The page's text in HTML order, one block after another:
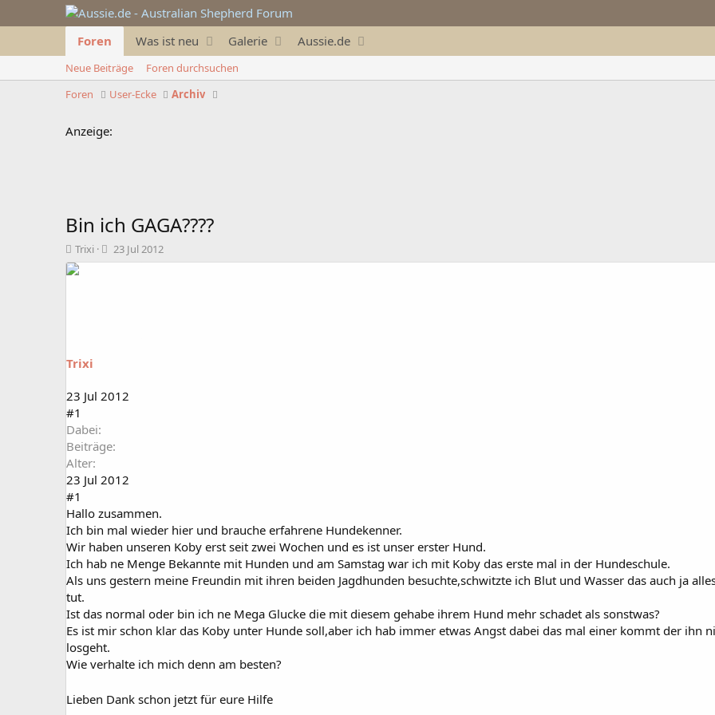
Foren Was ist neu Galerie Aussie.de
Neue Beiträge
Foren durchsuchen
Foren
User-Ecke Archiv
Anzeige:
Bin ich GAGA????
T
h
e
a
t
r
Trixi
B
e
m
23 Jul 2012
Trixi
23 Jul 2012
#1
Dabei
Beiträge
Alter
23 Jul 2012
#1
Hallo zusammen.
Ich bin mal wieder hier und brauche erfahrene Hundekenner.
Wir haben unseren Koby erst seit zwei Wochen und es ist unser erster Hund.
Ich hab ne Menge Bekannte mit Hunden und am Samstag war ich mit Koby das erste mal in der Hundeschule.
Als uns gestern meine Freundin mit ihren beiden Jagdhunden besuchte,schwitzte ich Blut und Wasser das auch ja
tut.
Ist das normal oder bin ich ne Mega Glucke die mit diesem gehabe ihrem Hund mehr schadet als sonstwas?
Es ist mir schon klar das Koby unter Hunde soll,aber ich hab immer etwas Angst dabei das mal einer kommt der ihn
losgeht.
Wie verhalte ich mich denn am besten?
Lieben Dank schon jetzt für eure Hilfe